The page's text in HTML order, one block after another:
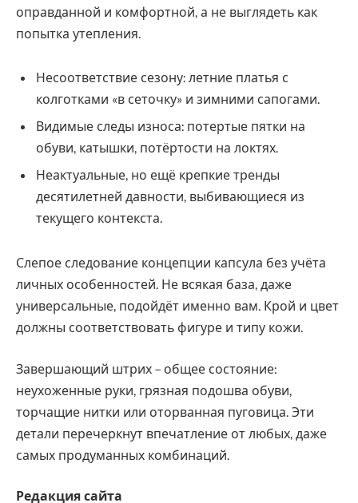
оправданной и комфортной, а не выглядеть как
попытка утепления.
Несоответствие сезону: летние платья с
колготками «в сеточку» и зимними сапогами.
Видимые следы износа: потертые пятки на
обуви, катышки, потёртости на локтях.
Неактуальные, но ещё крепкие тренды
десятилетней давности, выбивающиеся из
текущего контекста.
Слепое следование концепции капсула без учёта
личных особенностей. Не всякая база, даже
универсальные, подойдёт именно вам. Крой и цвет
должны соответствовать фигуре и типу кожи.
Завершающий штрих – общее состояние:
неухоженные руки, грязная подошва обуви,
торчащие нитки или оторванная пуговица. Эти
детали перечеркнут впечатление от любых, даже
самых продуманных комбинаций.
Редакция сайта